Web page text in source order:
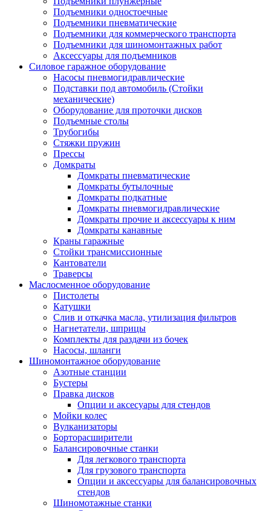
Подъемники одностоечные
Подъемники пневматические
Подъемники для коммерческого транспорта
Подъемники для шиномонтажных работ
Аксессуары для подъемников
Силовое гаражное оборудование
Насосы пневмогидравлические
Подставки под автомобиль (Стойки
механические)
Оборудование для проточки дисков
Подъемные столы
Трубогибы
Стяжки пружин
Прессы
Домкраты
Домкраты пневматические
Домкраты бутылочные
Домкраты подкатные
Домкраты пневмогидравлические
Домкраты прочие и аксессуары к ним
Домкраты канавные
Краны гаражные
Стойки трансмиссионные
Кантователи
Траверсы
Маслосменное оборудование
Пистолеты
Катушки
Слив и откачка масла, утилизация фильтров
Нагнетатели, шприцы
Комплекты для раздачи из бочек
Насосы, шланги
Шиномонтажное оборудование
Азотные станции
Бустеры
Правка дисков
Опции и аксесуары для стендов
Мойки колес
Вулканизаторы
Борторасширители
Балансировочные станки
Для легкового транспорта
Для грузового транспорта
Опции и аксессуары для балансировочных
стендов
Шиномотажные станки